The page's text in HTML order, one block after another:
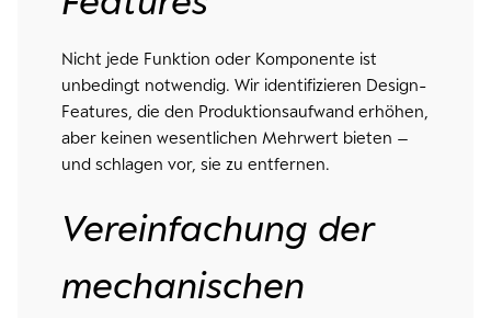
Nicht jede Funktion oder Komponente ist
unbedingt notwendig. Wir identifizieren Design-
Features, die den Produktionsaufwand erhöhen,
aber keinen wesentlichen Mehrwert bieten –
und schlagen vor, sie zu entfernen.
Vereinfachung der
mechanischen